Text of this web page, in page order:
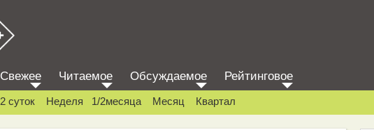
Свежее Читаемое Обсуждаемое Рейтинговое
2 суток Неделя 1/2месяца Месяц Квартал